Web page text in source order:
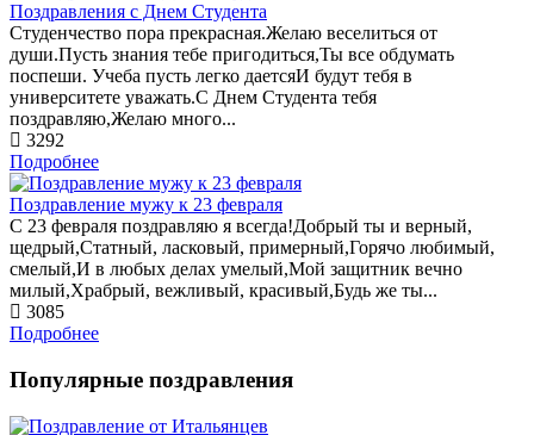
Поздравления с Днем Студента
Студенчество пора прекрасная.Желаю веселиться от
души.Пусть знания тебе пригодиться,Ты все обдумать
поспеши. Учеба пусть легко даетсяИ будут тебя в
университете уважать.С Днем Студента тебя
поздравляю,Желаю много...
3292
Подробнее
Поздравление мужу к 23 февраля
С 23 февраля поздравляю я всегда!Добрый ты и верный,
щедрый,Статный, ласковый, примерный,Горячо любимый,
смелый,И в любых делах умелый,Мой защитник вечно
милый,Храбрый, вежливый, красивый,Будь же ты...
3085
Подробнее
Популярные поздравления